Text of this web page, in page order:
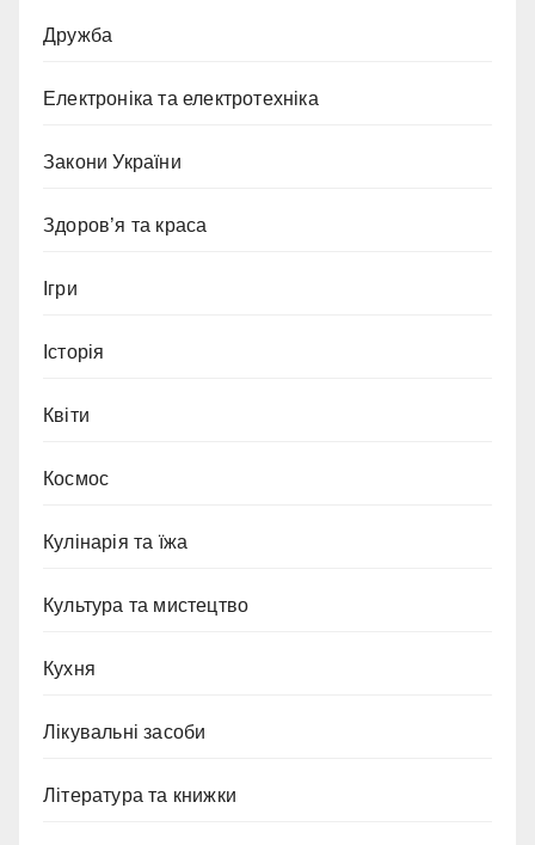
Дружба
Електроніка та електротехніка
Закони України
Здоров’я та краса
Ігри
Історія
Квіти
Космос
Кулінарія та їжа
Культура та мистецтво
Кухня
Лікувальні засоби
Література та книжки